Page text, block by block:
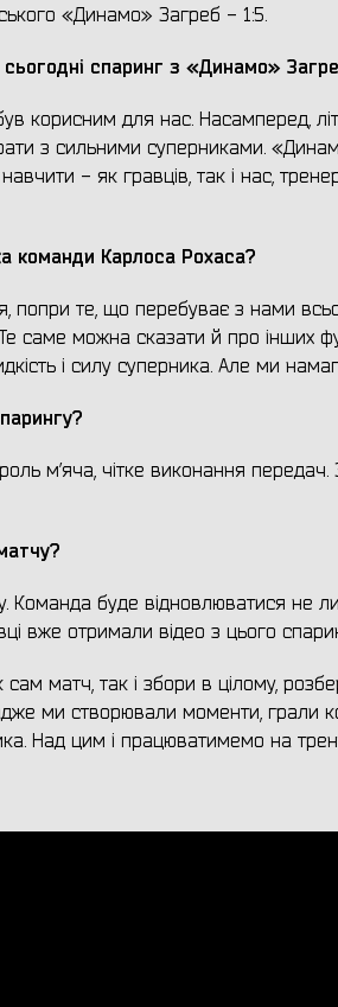
«Динамо» Загреб - 1:5.
спаринг з «Динамо»
корисним для нас. Насамперед,
з сильними суперниками.
- як гравців, так і нас,
команди Карлоса Рохаса?
те, що перебуває з нами
саме можна сказати й про інших
і силу суперника. Але ми
м’яча, чітке виконання
Команда буде відновлюватися не
вже отримали відео з цього
матч, так і збори в цілому,
ми створювали моменти, грали
Над цим і працюватимемо на